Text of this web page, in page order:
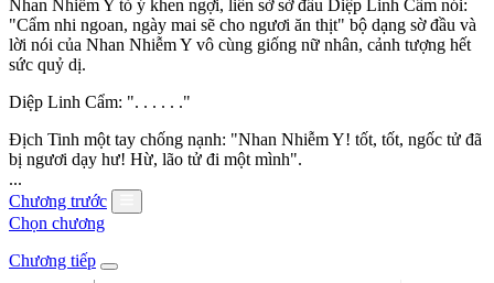
Nhan Nhiễm Y tỏ ý khen ngợi, liền sờ sờ đầu Diệp Linh Cẩm nói:
"Cẩm nhi ngoan, ngày mai sẽ cho ngươi ăn thịt" bộ dạng sờ đầu và
lời nói của Nhan Nhiễm Y vô cùng giống nữ nhân, cảnh tượng hết
sức quỷ dị.
Diệp Linh Cẩm: ". . . . . ."
Địch Tinh một tay chống nạnh: "Nhan Nhiễm Y! tốt, tốt, ngốc tử đã
bị ngươi dạy hư! Hừ, lão tử đi một mình".
...
Chương trước
Chọn chương
Chương tiếp